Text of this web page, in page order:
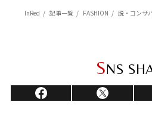
InRed 記事一覧 FASHION 脱・コンサバ！脱・
SNS